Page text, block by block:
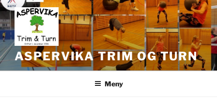
Gå
til
innhold
ASPERVIKA TRIM OG TURN
Meny